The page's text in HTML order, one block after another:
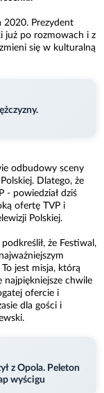
2020. Prezydent
już po rozmowach i z
się w kulturalną
odbudowy sceny
Dlatego, że
- powiedział dziś
ofertę TVP i
Polskiej.
że Festiwal,
jest misja, którą
najpiękniejsze chwile
ofercie i
dla gości i
z Opola. Peleton
wyścigu